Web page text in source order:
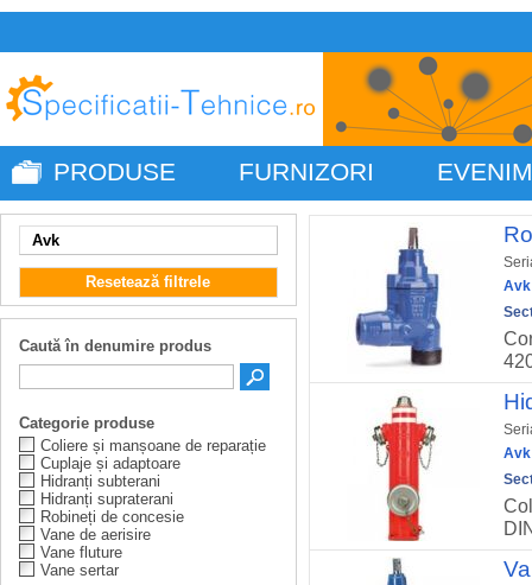
PRODUSE FURNIZORI
Avk
Resetează filtrele
Caută în denumire produs
Categorie produse
Coliere și manșoane de reparație
Cuplaje și adaptoare
Hidranți subterani
Hidranți supraterani
Robineți de concesie
Vane de aerisire
Vane fluture
Vane sertar
Avk
Avk